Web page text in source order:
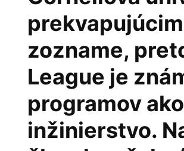
zozname,
League je
programov
inžinierstvo.